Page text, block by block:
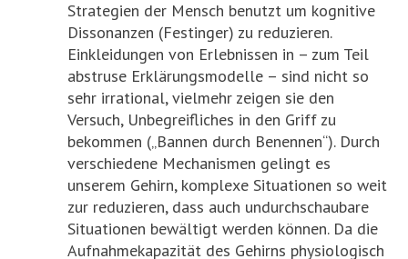
Strategien der Mensch benutzt um kognitive
Dissonanzen (Festinger) zu reduzieren.
Einkleidungen von Erlebnissen in – zum Teil
abstruse Erklärungsmodelle – sind nicht so
sehr irrational, vielmehr zeigen sie den
Versuch, Unbegreifliches in den Griff zu
bekommen („Bannen durch Benennen“). Durch
verschiedene Mechanismen gelingt es
unserem Gehirn, komplexe Situationen so weit
zur reduzieren, dass auch undurchschaubare
Situationen bewältigt werden können. Da die
Aufnahmekapazität des Gehirns physiologisch